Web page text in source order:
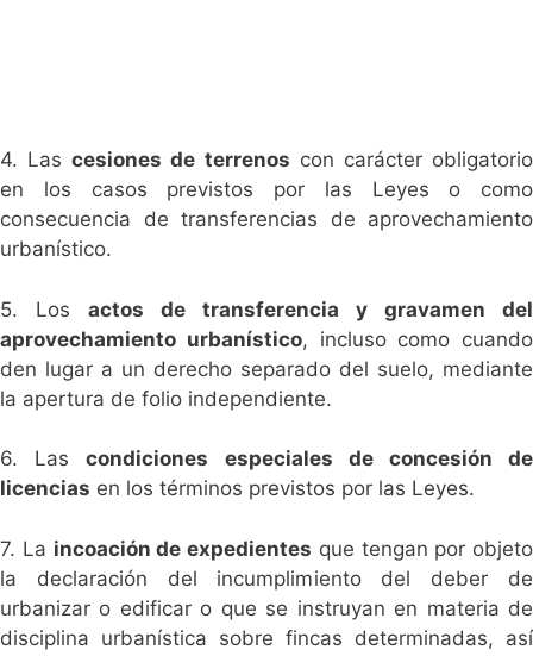
4. Lascesiones de terrenos con carácter obligatorio
en los casos previstos por las Leyes o como
consecuencia de transferencias de aprovechamiento
urbanístico.
5. Los actos de transferencia y gravamen del
aprovechamiento urbanístico, incluso como cuando
den lugar a un derecho separado del suelo, mediante
la apertura de folio independiente.
6. Lascondiciones especiales de concesión de
licencias en los términos previstos por las Leyes.
7. La incoación de expedientes que tengan por objeto
la declaración del incumplimiento del deber de
urbanizar o edificar o que se instruyan en materia de
disciplina urbanística sobre fincas determinadas, así